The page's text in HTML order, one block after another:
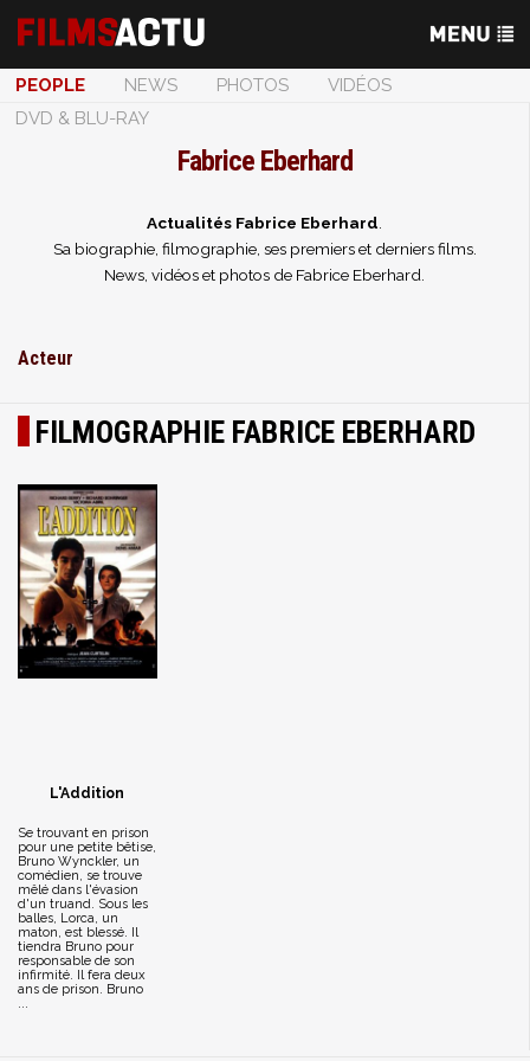
PEOPLE NEWS PHOTOS
VIDÉOS
DVD & BLU-RAY
Fabrice Eberhard
Actualités Fabrice Eberhard
Sa biographie, filmographie, ses premiers et derniers films.
News, vidéos et photos de Fabrice Eberhard.
Acteur
FILMOGRAPHIE FABRICE EBERHARD
L'Addition
Se trouvant en prison
pour une petite bêtise,
Bruno Wynckler, un
comédien, se trouve
mêlé dans l'évasion
d'un truand. Sous les
balles, Lorca, un
maton, est blessé. Il
tiendra Bruno pour
responsable de son
infirmité. Il fera deux
ans de prison. Bruno
...